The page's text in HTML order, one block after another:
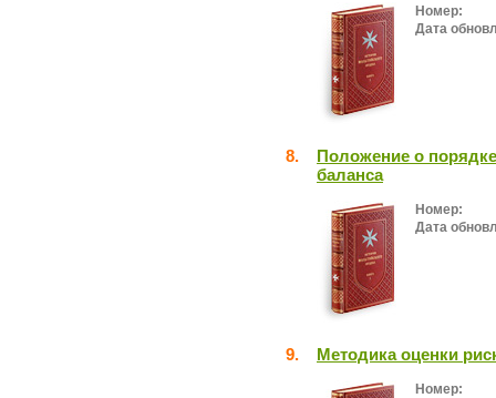
Номер:
Дата
8.
Положение о
баланса
Номер:
Дата
9. Методика оценки
Номер: